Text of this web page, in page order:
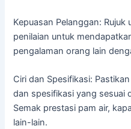
Kepuasan Pelanggan:
penilaian untuk
pengalaman orang lain
Ciri dan Spesifikasi:
dan spesifikasi yang sesuai
Semak prestasi pam air,
lain-lain.